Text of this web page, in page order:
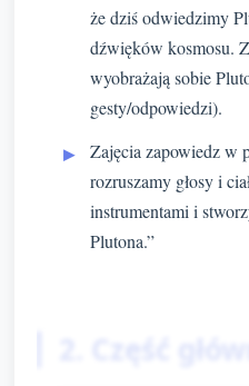
że dziś odwiedzimy
dźwięków kosmosu.
wyobrażają sobie
gesty/odpowiedzi).
Zajęcia zapowiedz w
rozruszamy głosy i
instrumentami i
Plutona.”
2. Część